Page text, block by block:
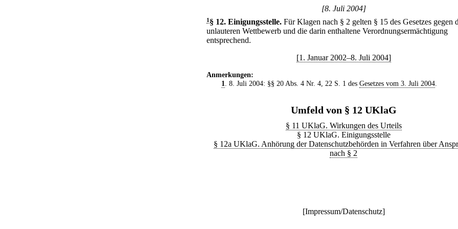
[8. Juli 2004]
1 § 12. Einigungsstelle. Für Klagen nach § 2 gelten § 15 des Gesetzes gegen
unlauteren Wettbewerb und die darin enthaltene Verordnungsermächtigung
entsprechend.
[1. Januar 2002–8. Juli 2004]
Anmerkungen:
1
. 8. Juli 2004: §§ 20 Abs. 4 Nr. 4, 22 S. 1 des Gesetzes vom 3. Juli 2004.
Umfeld von § 12 UKlaG
§ 11 UKlaG. Wirkungen des Urteils
§ 12 UKlaG. Einigungsstelle
§ 12a UKlaG. Anhörung der Datenschutzbehörden in Verfahren über
nach § 2
[Impressum/Datenschutz]